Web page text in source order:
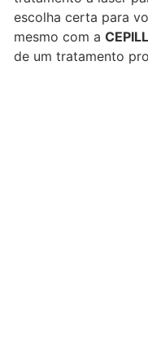
escolha certa para
mesmo com a
de um tratamento